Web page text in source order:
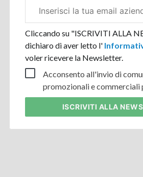
aziendale
Cliccando su "ISCRIVITI ALLA
dichiaro di aver letto l'
voler ricevere la Newsletter.
Acconsento all'invio di
promozionali e commerciali
ISCRIVITI ALLA